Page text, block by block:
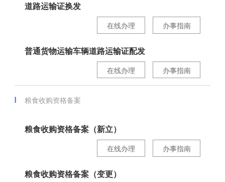
道路运输证换发
办事指南
在线办理
普通货物运输车辆道路运输证配发
办事指南
在线办理
粮食收购资格备案
粮食收购资格备案（新立）
办事指南
在线办理
粮食收购资格备案（变更）